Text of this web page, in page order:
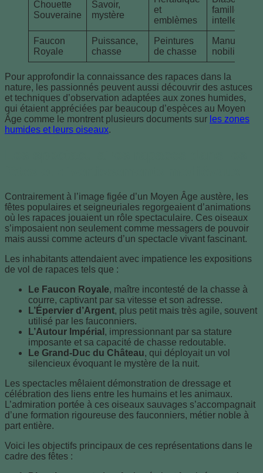
Chouette
Souveraine
Savoir,
mystère
et
emblèmes
familles
Faucon
Royale
Puissance,
chasse
Peintures
de chasse
Manuscrits
nobiliaires
Pour approfondir la connaissance des rapaces dans la
nature, les passionnés peuvent aussi découvrir des astuces
et techniques d’observation adaptées aux zones humides,
qui étaient appréciées par beaucoup d’espèces au Moyen
Âge comme le montrent plusieurs documents sur les zones
humides et leurs oiseaux.
Contrairement à l’image figée d’un Moyen Âge austère, les
fêtes populaires et seigneuriales regorgeaient d’animations
où les rapaces jouaient un rôle spectaculaire. Ces oiseaux
s’imposaient non seulement comme messagers de pouvoir
mais aussi comme acteurs d’un spectacle vivant fascinant.
Les inhabitants attendaient avec impatience les expositions
de vol de rapaces tels que :
Le Faucon Royale, maître incontesté de la chasse à
courre, captivant par sa vitesse et son adresse.
L’Épervier d’Argent, plus petit mais très agile, souvent
utilisé par les fauconniers.
L’Autour Impérial , impressionnant par sa stature
imposante et sa capacité de chasse redoutable.
Le Grand-Duc du Château, qui déployait un vol
silencieux évoquant le mystère de la nuit.
Les spectacles mêlaient démonstration de dressage et
célébration des liens entre les humains et les animaux.
L’admiration portée à ces oiseaux sauvages s’accompagnait
d’une formation rigoureuse des fauconniers, métier noble à
part entière.
Voici les objectifs principaux de ces représentations dans le
cadre des fêtes :